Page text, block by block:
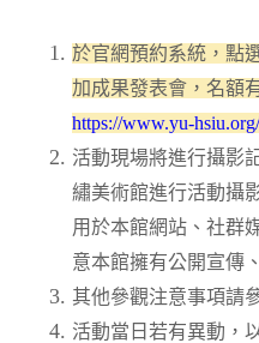
於官網預約系統，點
加成果發表會，名額
https://www.yu-
活動現場將進行攝影
繡美術館進行活動攝
用於本館網站、社群
意本館擁有公開宣傳
其他參觀注意事項請
活動當日若有異動，